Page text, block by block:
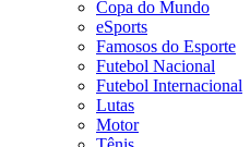
Copa do Mundo
eSports
Famosos do Esporte
Futebol Nacional
Futebol Internacional
Lutas
Motor